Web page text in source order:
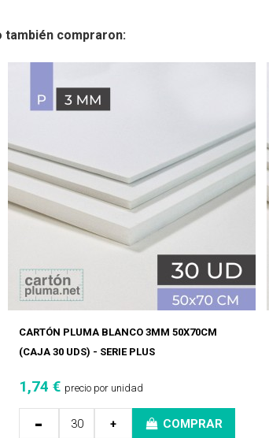
compraron:
CARTÓN PLUMA BLANCO 3MM 50X70CM
(CAJA 30 UDS) - SERIE PLUS
1,74 € precio por unidad
+
- COMPRAR